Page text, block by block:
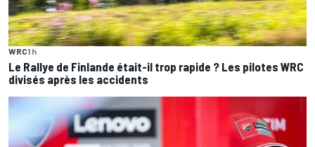
WRC1 h
Le Rallye de Finlande était-il trop rapide ? Les pilotes WRC
divisés après les accidents